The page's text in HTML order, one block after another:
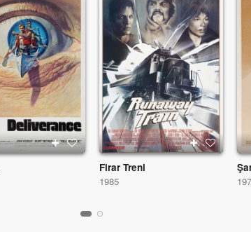
Firar Treni
1985